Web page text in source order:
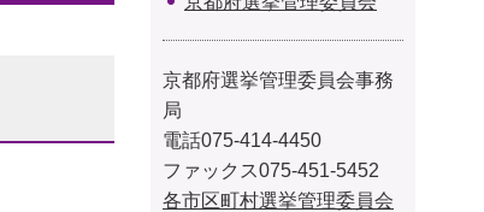
京都府選挙管理委員会事務
局
電話075-414-4450
ファックス075-451-5452
各市区町村選挙管理委員会